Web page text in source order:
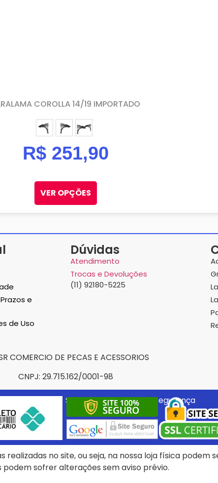
COROLLA 14/19 IMPORTADO
ESQUERDO (MOTORISTA)
DIREITO (PASSAGEIRO)
PAR
R$251,90
VER OPÇÕES
e
de Uso
Dúvidas
Atendimento
Trocas e Devoluções
(11) 92180-5225
COMERCIO DE PECAS E ACESSORIOS
CNPJ: 29.715.162/0001-98
Selos e certificados de segurança
realizadas no site, ou seja, na nossa loja física podem
podem sofrer alterações sem aviso prévio.